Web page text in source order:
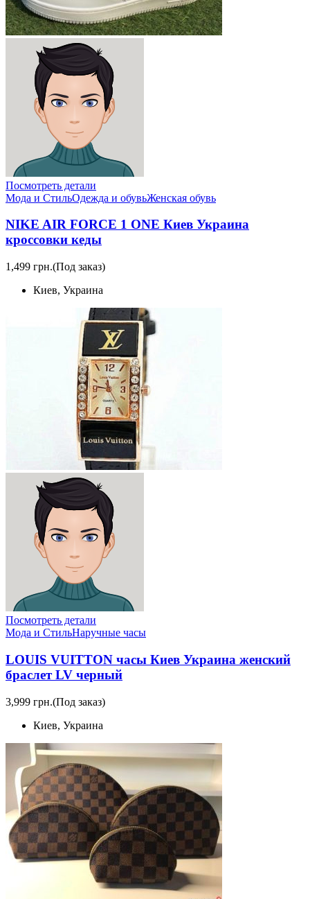
Посмотреть детали
Мода и СтильОдежда и обувьЖенская обувь
NIKE AIR FORCE 1 ONE Киев Украина
кроссовки кеды
1,499 грн.(Под заказ)
Киев, Украина
Посмотреть детали
Мода и СтильНаручные часы
LOUIS VUITTON часы Киев Украина женский
браслет LV черный
3,999 грн.(Под заказ)
Киев, Украина